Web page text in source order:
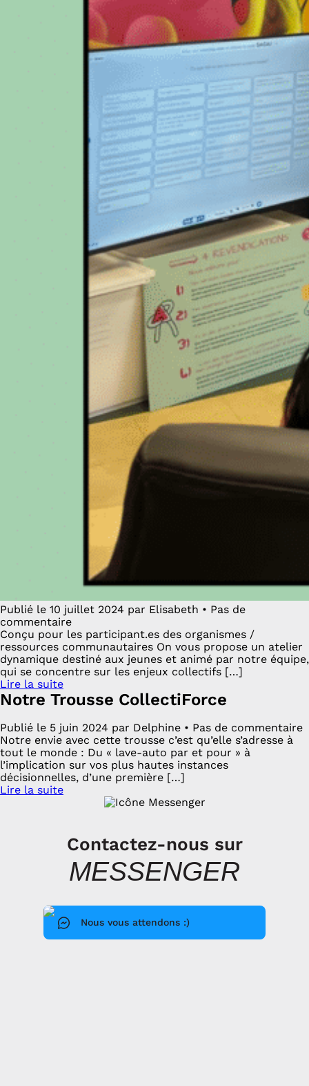
Publié le 10 juillet 2024 par Elisabeth • Pas de
commentaire
Conçu pour les participant.es des organismes /
ressources communautaires On vous propose un atelier
dynamique destiné aux jeunes et animé par notre équipe,
qui se concentre sur les enjeux collectifs […]
Lire la suite
Notre Trousse CollectiForce
Publié le 5 juin 2024 par Delphine • Pas de commentaire
Notre envie avec cette trousse c’est qu’elle s’adresse à
tout le monde : Du « lave-auto par et pour » à
l’implication sur vos plus hautes instances
décisionnelles, d’une première […]
Lire la suite
Contactez-nous sur
MESSENGER
Nous vous attendons :)